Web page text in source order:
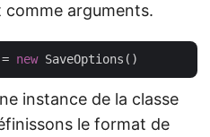
comme arguments.
new
instance de la classe
le format de